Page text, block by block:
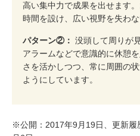
高い集中力で成果を出せます
時間を設け、広い視野を失わ
パターン②： 没頭して周りが
アラームなどで意識的に休憩
さを活かしつつ、常に周囲の
ようにしています。
※公開：2017年9月19日、更新